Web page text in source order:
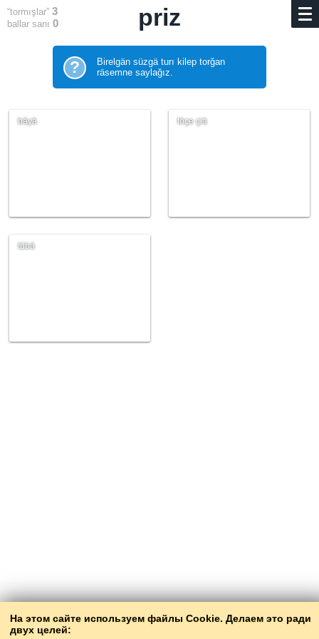
На этом сайте используем файлы Cookie. Делаем это ради
двух целей:
“tormışlar” 3
ballar sanı 0 priz
?
Birelgän süzgä turı kilep torğan
räsemne saylağız.
bäyä töçe çiä
tübä